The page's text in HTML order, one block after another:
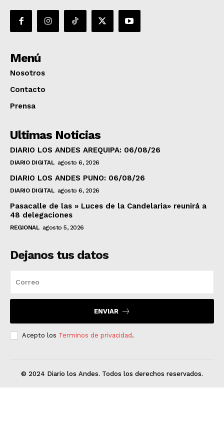
Menú
Nosotros
Contacto
Prensa
Ultimas Noticias
DIARIO LOS ANDES AREQUIPA: 06/08/26
DIARIO DIGITAL agosto 6, 2026
DIARIO LOS ANDES PUNO: 06/08/26
DIARIO DIGITAL agosto 6, 2026
Pasacalle de las » Luces de la Candelaria» reunirá a
48 delegaciones
REGIONAL agosto 5, 2026
Dejanos tus datos
ENVIAR
Acepto los Terminos de privacidad .
© 2024 Diario los Andes. Todos los derechos reservados.